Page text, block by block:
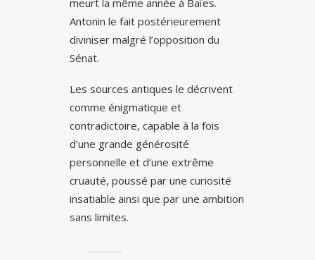
meurt la même année à Baïes.
Antonin le fait postérieurement
diviniser malgré l’opposition du
Sénat.
Les sources antiques le décrivent
comme énigmatique et
contradictoire, capable à la fois
d’une grande générosité
personnelle et d’une extrême
cruauté, poussé par une curiosité
insatiable ainsi que par une ambition
sans limites.